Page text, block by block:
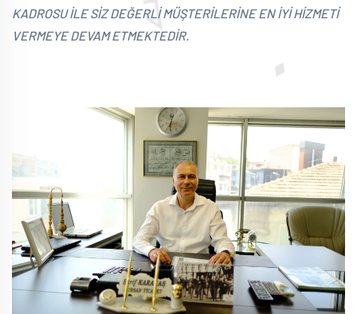
KADROSU İLE SİZ DEĞERLİ MÜŞTERİLERİNE EN İYİ HİZMETİ
VERMEYE DEVAM ETMEKTEDİR.